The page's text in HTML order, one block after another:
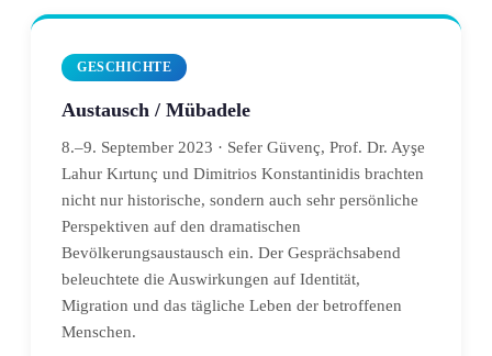
GESCHICHTE
Austausch / Mübadele
8.–9. September 2023 · Sefer Güvenç, Prof. Dr. Ayşe
Lahur Kırtunç und Dimitrios Konstantinidis brachten
nicht nur historische, sondern auch sehr persönliche
Perspektiven auf den dramatischen
Bevölkerungsaustausch ein. Der Gesprächsabend
beleuchtete die Auswirkungen auf Identität,
Migration und das tägliche Leben der betroffenen
Menschen.